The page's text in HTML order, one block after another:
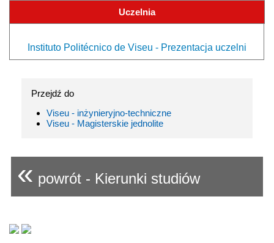
Uczelnia
Instituto Politécnico de Viseu - Prezentacja uczelni
Przejdź do
Viseu - inżynieryjno-techniczne
Viseu - Magisterskie jednolite
« powrót - Kierunki studiów